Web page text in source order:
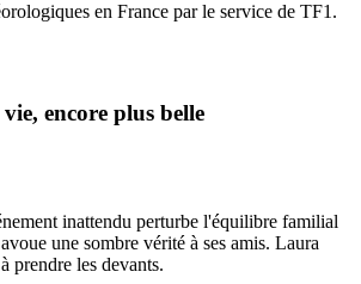
en France par le service de TF1.
encore plus belle
inattendu perturbe l'équilibre familial
une sombre vérité à ses amis. Laura
prendre les devants.